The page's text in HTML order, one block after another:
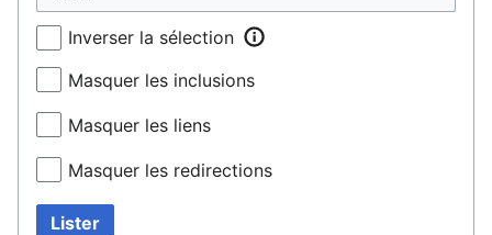
Inverser la sélection
Masquer les inclusions
Masquer les liens
Masquer les redirections
Lister